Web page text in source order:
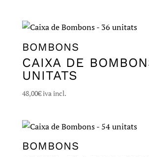
BOMBONS
CAIXA DE
UNITATS
48,00€iva incl.
BOMBONS